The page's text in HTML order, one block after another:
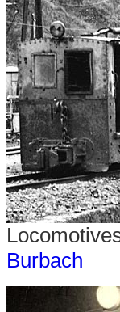
Burbach